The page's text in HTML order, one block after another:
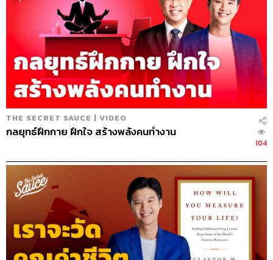
151
ABOUT THE HOST
บรรณาธิการบริหาร สำนักข่าว THE
เทนต์ออนไลน์
THE SECRET SAUCE | VIDEO
กลยุทธ์ฝึกกาย ฝึกใจ สร้างพลังคนทำงาน
104